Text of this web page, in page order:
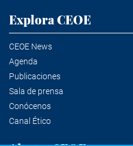
Explora CEOE
CEOE News
Agenda
Publicaciones
Sala de prensa
Conócenos
Canal Ético